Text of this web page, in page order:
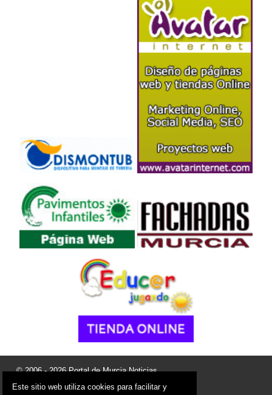
© 2006 - 2026 Portal de Murcia Noticias
Este sitio web utiliza cookies para facilitar y